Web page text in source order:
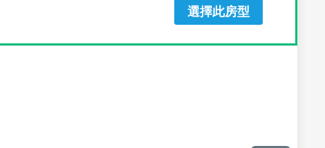
選擇此房型